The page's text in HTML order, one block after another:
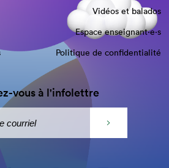
Vidéos et balados
Espace enseignant·e⋅s
Politique de confidentialité
vous à l'infolettre